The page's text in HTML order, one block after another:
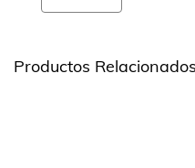
Productos Relacionados